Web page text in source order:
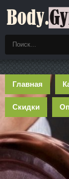
Главная
Скидки